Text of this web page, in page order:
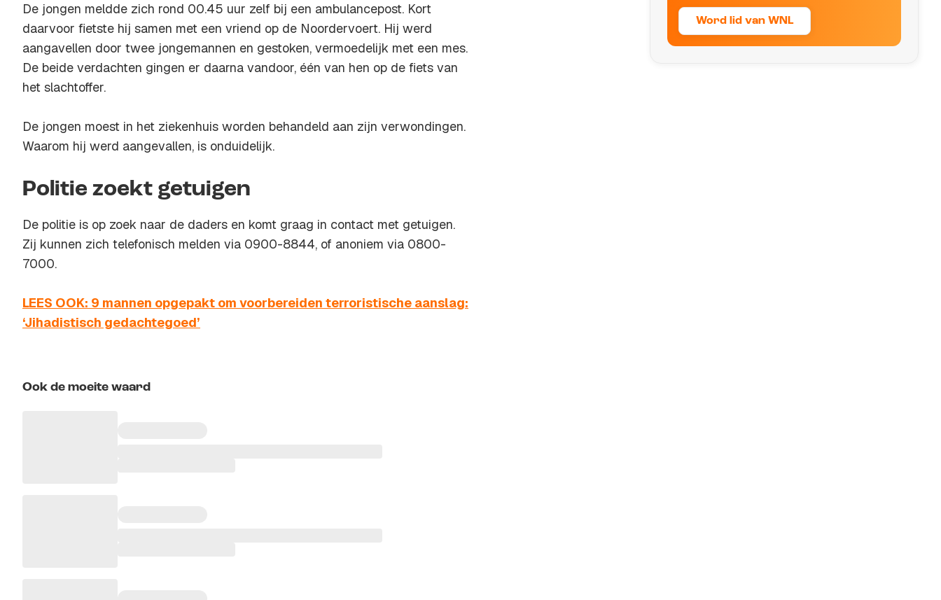
De jongen meldde zich rond 00.45 uur zelf bij een ambulancepost. Kort
daarvoor fietste hij samen met een vriend op de Noordervoert. Hij werd
aangavellen door twee jongemannen en gestoken, vermoedelijk met een mes.
De beide verdachten gingen er daarna vandoor, één van hen op de fiets van
het slachtoffer.
De jongen moest in het ziekenhuis worden behandeld aan zijn verwondingen.
Waarom hij werd aangevallen, is onduidelijk.
Politie zoekt getuigen
De politie is op zoek naar de daders en komt graag in contact met getuigen.
Zij kunnen zich telefonisch melden via 0900-8844, of anoniem via 0800-
7000.
LEES OOK: 9 mannen opgepakt om voorbereiden terroristische aanslag:
‘Jihadistisch gedachtegoed’
Ook de moeite waard
Word lid van WNL